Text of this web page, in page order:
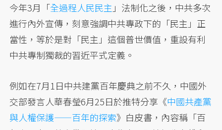
今年3月「全過程人民民主 」法制化之後，中共多次
進行內外宣傳，刻意強調中共專政下的「民主」正
當性，等於是對「民主」這個普世價值，重設有利
中共專制獨裁的習近平式定義。
例如在7月1日中共建黨百年慶典之前不久，中國外
交部發言人華春瑩6月25日於推特分享《中國共產黨
與人權保護——百年的探索》白皮書，內容稱「百